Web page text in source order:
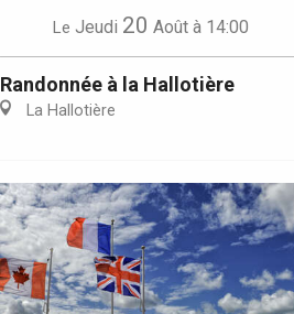
Le Jeudi 20 Août à 14:00
Randonnée à la Hallotière
La Hallotière